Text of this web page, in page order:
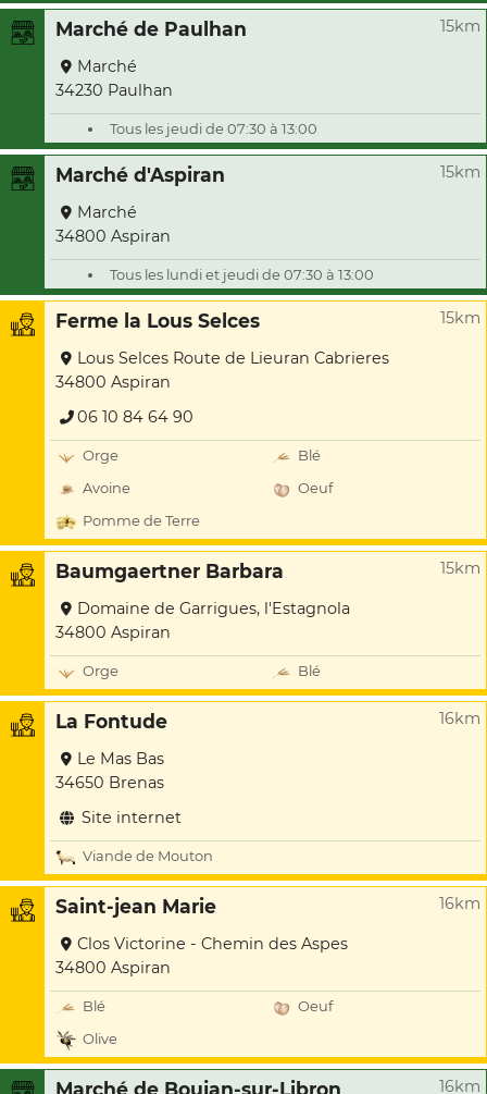
Marché de Paulhan 15km
Marché
34230 Paulhan
Tous les jeudi de 07:30 à 13:00
Marché d'Aspiran 15km
Marché
34800 Aspiran
Tous les lundi et jeudi de 07:30 à 13:00
Ferme la Lous Selces 15km
Lous Selces Route de Lieuran Cabrieres
34800 Aspiran
06 10 84 64 90
Orge
Blé
Avoine
Oeuf
Pomme de Terre
Baumgaertner Barbara 15km
Domaine de Garrigues, l'Estagnola
34800 Aspiran
Orge Blé
La Fontude 16km
Le Mas Bas
34650 Brenas
Site internet
Viande de Mouton
Saint-jean Marie 16km
Clos Victorine - Chemin des Aspes
34800 Aspiran
Blé
Oeuf
Olive
Marché de Boujan-sur-Libron 16km